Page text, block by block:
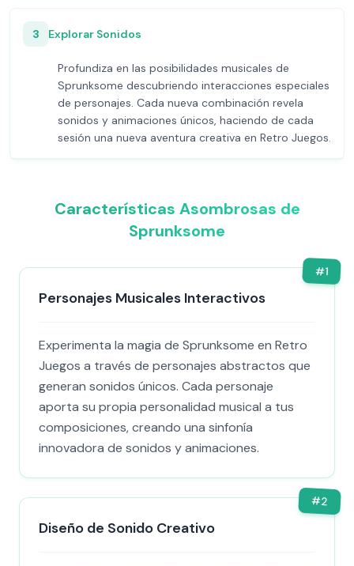
3 Explorar Sonidos
Profundiza en las posibilidades musicales de
Sprunksome descubriendo interacciones especiales
de personajes. Cada nueva combinación revela
sonidos y animaciones únicos, haciendo de cada
sesión una nueva aventura creativa en Retro Juegos.
Características Asombrosas de
Sprunksome
#1
Personajes Musicales Interactivos
Experimenta la magia de Sprunksome en Retro
Juegos a través de personajes abstractos que
generan sonidos únicos. Cada personaje
aporta su propia personalidad musical a tus
composiciones, creando una sinfonía
innovadora de sonidos y animaciones.
#2
Diseño de Sonido Creativo